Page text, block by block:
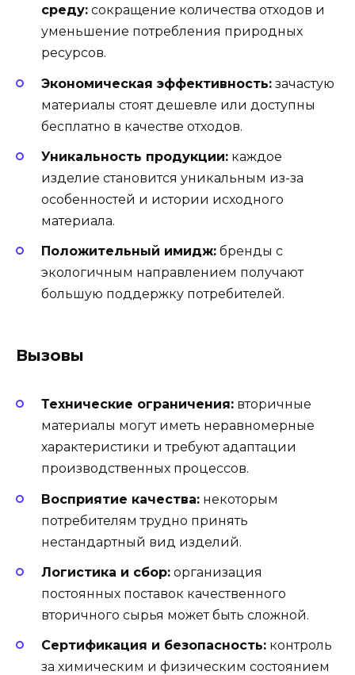
среду: сокращение количества отходов и
уменьшение потребления природных
ресурсов.
Экономическая эффективность: зачастую
материалы стоят дешевле или доступны
бесплатно в качестве отходов.
Уникальность продукции: каждое
изделие становится уникальным из-за
особенностей и истории исходного
материала.
Положительный имидж: бренды с
экологичным направлением получают
большую поддержку потребителей.
Вызовы
Технические ограничения: вторичные
материалы могут иметь неравномерные
характеристики и требуют адаптации
производственных процессов.
Восприятие качества: некоторым
потребителям трудно принять
нестандартный вид изделий.
Логистика и сбор: организация
постоянных поставок качественного
вторичного сырья может быть сложной.
Сертификация и безопасность: контроль
за химическим и физическим состоянием